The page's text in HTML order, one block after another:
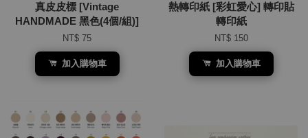
真皮皮標 [Vintage
HANDMADE 黑色(4個/組)]
NT$ 75
加入購物車
熱轉印紙 [彩虹愛心] 轉印貼
轉印紙
NT$ 150
加入購物車